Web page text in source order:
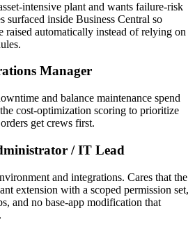
intensive plant and wants failure-risk
surfaced inside Business Central so
raised automatically instead of relying on
Manager
and balance maintenance spend
cost-optimization scoring to prioritize
get crews first.
/ IT Lead
and integrations. Cares that the
extension with a scoped permission set,
and no base-app modification that